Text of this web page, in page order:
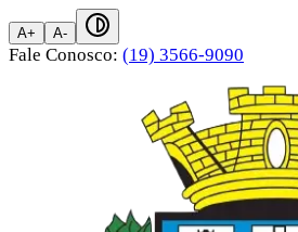
A+ A-
Fale Conosco: (19) 3566-9090